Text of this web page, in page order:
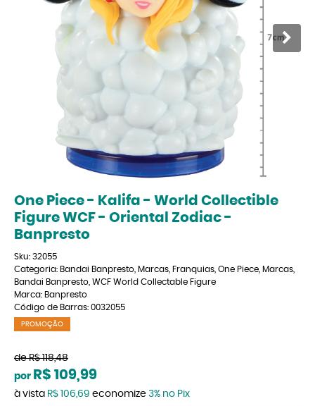
One Piece - Kalifa - World Collectible
Figure WCF - Oriental Zodiac -
Banpresto
Sku: 32055
Categoria: Bandai Banpresto Marcas Franquias One Piece Marcas
Bandai Banpresto WCF World Collectable Figure
Marca: Banpresto
Código de Barras: 0032055
PROMOÇÃO
de R$ 118,48
por R$ 109,99
à vista R$ 106,69 economize 3% no Pix